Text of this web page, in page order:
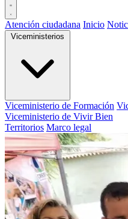
Atención ciudadana Inicio
Viceministerios
Viceministerio de Formación
Viceministerio de Vivir Bien
Territorios Marco legal